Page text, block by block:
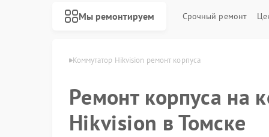
Мы ремонтируем Срочный ремонт
Коммутатор Hikvision ремонт корпуса
Ремонт корпуса на
Hikvision в Томске